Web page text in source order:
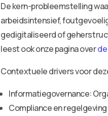
De kern-probleemstelling
arbeidsintensief,
gedigitaliseerd of
leest ook onze pagina over
Contextuele drivers voor
Informatiegovernance:
Compliance en